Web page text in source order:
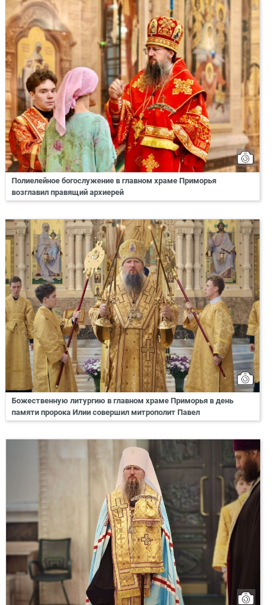
Полиелейное богослужение в главном храме Приморья
возглавил правящий архиерей
Божественную литургию в главном храме Приморья в день
памяти пророка Илии совершил митрополит Павел